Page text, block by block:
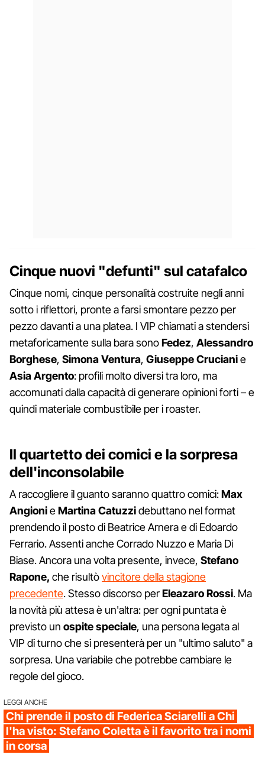
Cinque nuovi "defunti" sul catafalco
Cinque nomi, cinque personalità costruite negli anni
sotto i riflettori, pronte a farsi smontare pezzo per
pezzo davanti a una platea. I VIP chiamati a stendersi
metaforicamente sulla bara sonoFedez, Alessandro
Borghese, SimonaVentura, GiuseppeCrucianie
AsiaArgento: profili molto diversi tra loro, ma
accomunati dalla capacità di generare opinioni forti – e
quindi materiale combustibile per i roaster.
Il quartetto dei comici e la sorpresa
dell'inconsolabile
A raccogliere il guanto saranno quattro comici:Max
AngionieMartinaCatuzzidebuttano nel format
prendendo il posto di Beatrice Arnera e di Edoardo
Ferrario. Assenti anche Corrado Nuzzo e Maria Di
Biase. Ancora una volta presente, invece, Stefano
Rapone, che risultòvincitore della stagione
precedente. Stesso discorso perEleazaroRossi. Ma
la novità più attesa è un'altra: per ogni puntata è
previsto un ospitespeciale, una persona legata al
VIP di turno che si presenterà per un "ultimo saluto" a
sorpresa. Una variabile che potrebbe cambiare le
regole del gioco.
LEGGI ANCHE
Chi prende il posto di Federica Sciarelli a Chi
l'ha visto: Stefano Coletta è il favorito tra i nomi
in corsa